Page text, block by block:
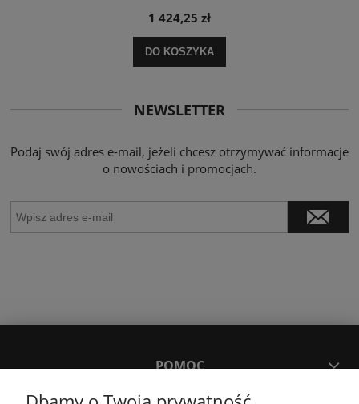
1 424,25 zł
DO KOSZYKA
NEWSLETTER
Podaj swój adres e-mail, jeżeli chcesz otrzymywać informacje
o nowościach i promocjach.
POMOC